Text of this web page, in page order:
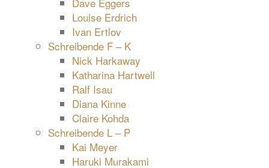
Louise Erdrich
Ivan Ertlov
Schreibende F – K
Nick Harkaway
Katharina Hartwell
Ralf Isau
Diana Kinne
Claire Kohda
Schreibende L – P
Kai Meyer
Haruki Murakami